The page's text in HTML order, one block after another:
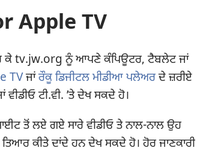
Apple TV
ਕੇ tv.jw.org ਨੂੰ ਆਪਣੇ ਕੰਪਿਊਟਰ, ਟੈਬਲੇਟ ਜਾਂ
TVਜਾਂਰੌਕੂ ਡਿਜੀਟਲ ਮੀਡੀਆ ਪਲੇਅਰਦੇ ਜ਼ਰੀਏ
ਟੀ.ਵੀ. ʼਤੇ ਦੇਖ ਸਕਦੇ ਹੋ।
ਤੋਂ ਲਏ ਗਏ ਸਾਰੇ ਵੀਡੀਓ ਤੇ ਨਾਲ-ਨਾਲ ਉਹ
ਕੀਤੇ ਦਾਂਦੇ ਹਨ ਦੇਖ ਸਕਦੇ ਹੋ। ਹੋਰ ਜਾਣਕਾਰੀ